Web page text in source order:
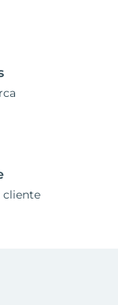
cliente